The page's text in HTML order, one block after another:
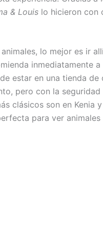
& Louis lo hicieron con
lo mejor es ir
inmediatamente
estar en una tienda
pero con la
clásicos son en
para ver